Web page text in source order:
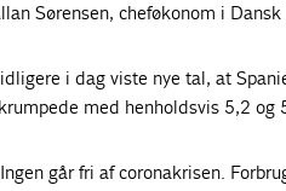
Sørensen, cheføkonom i
i dag viste nye tal, at
med henholdsvis 5,2 og
går fri af coronakrisen.